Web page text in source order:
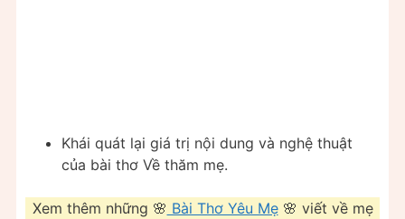
Khái quát lại giá trị nội dung và nghệ thuật
của bài thơ Về thăm mẹ.
Xem thêm những 🌸 Bài Thơ Yêu Mẹ🌸 viết về mẹ